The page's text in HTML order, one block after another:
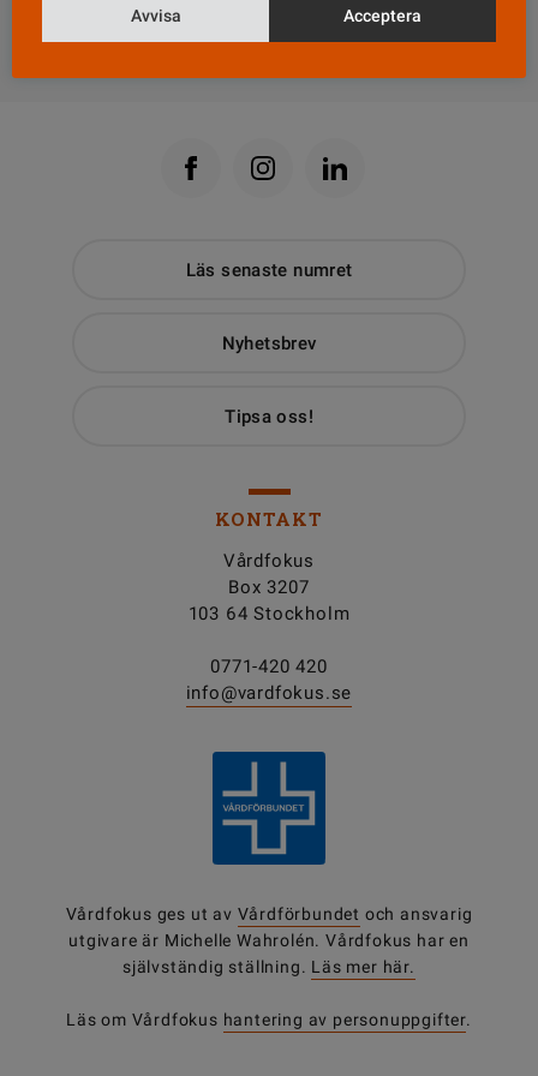
Till Vårdfokus startsida
Läs senaste numret
Nyhetsbrev
Tipsa oss!
KONTAKT
Vårdfokus
Box 3207
103 64 Stockholm
0771-420 420
info@vardfokus.se
Vårdfokus ges ut av Vårdförbundet och ansvarig
utgivare är Michelle Wahrolén. Vårdfokus har en
självständig ställning. Läs mer här.
Läs om Vårdfokus hantering av personuppgifter.
Avvisa Acceptera